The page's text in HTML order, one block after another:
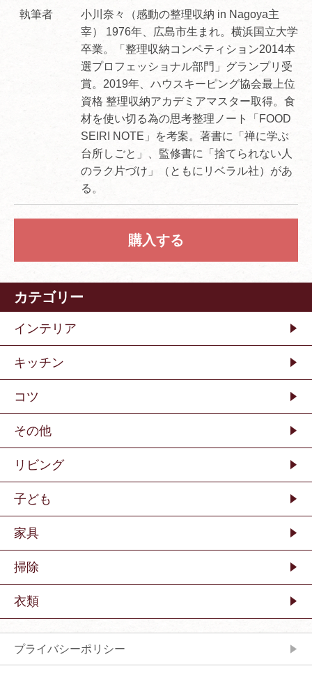
執筆者
小川奈々（感動の整理収納 in Nagoya主
宰） 1976年、広島市生まれ。横浜国立大学
卒業。「整理収納コンペティション2014本
選プロフェッショナル部門」グランプリ受
賞。2019年、ハウスキーピング協会最上位
資格 整理収納アカデミアマスター取得。食
材を使い切る為の思考整理ノート「FOOD
SEIRI NOTE」を考案。著書に「禅に学ぶ
台所しごと」、監修書に「捨てられない人
のラク片づけ」（ともにリベラル社）があ
る。
購入する
カテゴリー
インテリア
キッチン
コツ
その他
リビング
子ども
家具
掃除
衣類
プライバシーポリシー